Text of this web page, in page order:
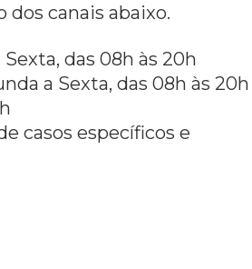
canais abaixo.
das 08h às 20h
a Sexta, das 08h às 20h
casos específicos e